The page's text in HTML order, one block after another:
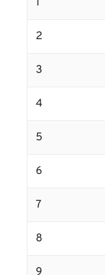
1
2
3
4
5
6
7
8